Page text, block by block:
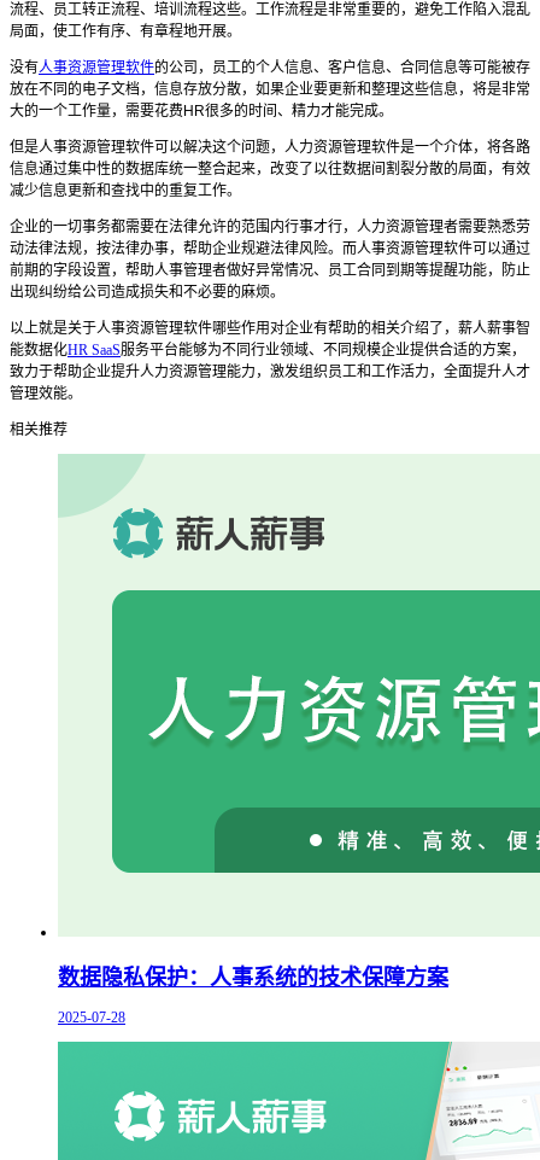
流程、员工转正流程、培训流程这些。工作流程是非常重要的，避免工作陷入混乱
局面，使工作有序、有章程地开展。
没有人事资源管理软件的公司，员工的个人信息、客户信息、合同信息等可能被存
放在不同的电子文档，信息存放分散，如果企业要更新和整理这些信息，将是非常
大的一个工作量，需要花费HR很多的时间、精力才能完成。
但是人事资源管理软件可以解决这个问题，人力资源管理软件是一个介体，将各路
信息通过集中性的数据库统一整合起来，改变了以往数据间割裂分散的局面，有效
减少信息更新和查找中的重复工作。
企业的一切事务都需要在法律允许的范围内行事才行，人力资源管理者需要熟悉劳
动法律法规，按法律办事，帮助企业规避法律风险。而人事资源管理软件可以通过
前期的字段设置，帮助人事管理者做好异常情况、员工合同到期等提醒功能，防止
出现纠纷给公司造成损失和不必要的麻烦。
以上就是关于人事资源管理软件哪些作用对企业有帮助的相关介绍了，薪人薪事智
能数据化HR SaaS服务平台能够为不同行业领域、不同规模企业提供合适的方案，
致力于帮助企业提升人力资源管理能力，激发组织员工和工作活力，全面提升人才
管理效能。
相关推荐
数据隐私保护：人事系统的技术保障方案
2025-07-28